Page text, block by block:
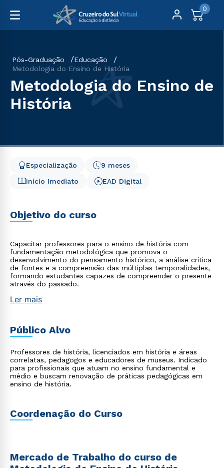
0
Pós-Graduação
Educação
Metodologia do Ensino de História
Metodologia do Ensino de
História
Início Imediato
9 meses
Especialização
EAD Digital
Objetivo do curso
Capacitar professores para o ensino de história com
fundamentação metodológica que promova o
desenvolvimento do pensamento histórico, a análise crítica
de fontes e a compreensão das múltiplas temporalidades,
formando estudantes capazes de compreender o presente
através do passado.
Ler mais
Público Alvo
Professores de história, licenciados em história e áreas
correlatas, pedagogos e educadores de museus. Indicado
para profissionais que atuam no ensino fundamental e
médio e buscam renovação de práticas pedagógicas em
ensino de história.
Coordenação do Curso
Mercado de Trabalho do curso de